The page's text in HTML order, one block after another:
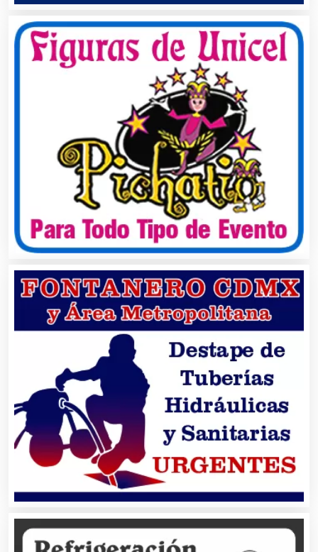
Alquiler de Sillas y Mesas
Alquiler de Trajes de Etiqueta
Alta Costura
Aluminio
Análisis Clínicos
Análisis de Aguas
Animadores de Eventos
Aparatos y Equipos Eléctricos
Arquitectos